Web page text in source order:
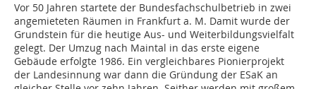
Vor 50 Jahren startete der Bundesfachschulbetrieb in zwei
angemieteten Räumen in Frankfurt a. M. Damit wurde der
Grundstein für die heutige Aus- und Weiterbildungsvielfalt
gelegt. Der Umzug nach Maintal in das erste eigene
Gebäude erfolgte 1986. Ein vergleichbares Pionierprojekt
der Landesinnung war dann die Gründung der ESaK an